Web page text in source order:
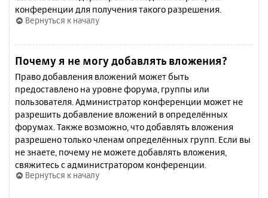
конференции для получения такого разрешения.
Вернуться к началу
Почему я не могу добавлять вложения?
Право добавления вложений может быть
предоставлено на уровне форума, группы или
пользователя. Администратор конференции может не
разрешить добавление вложений в определённых
форумах. Также возможно, что добавлять вложения
разрешено только членам определённых групп. Если вы
не знаете, почему не можете добавлять вложения,
свяжитесь с администратором конференции.
Вернуться к началу